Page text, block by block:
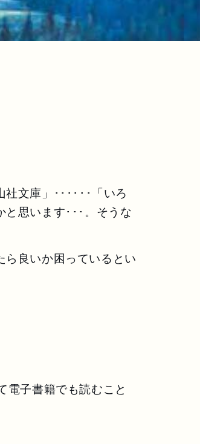
文庫」･･････「いろ
と思います･･･。そうな
ら良いか困っているとい
電子書籍でも読むこと